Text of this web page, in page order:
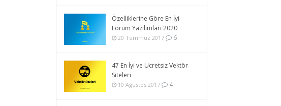
Özelliklerine Göre En İyi
Forum Yazılımları 2020
20 Temmuz 2017 6
47 En İyi ve Ücretsiz Vektör
Siteleri
10 Ağustos 2017 4